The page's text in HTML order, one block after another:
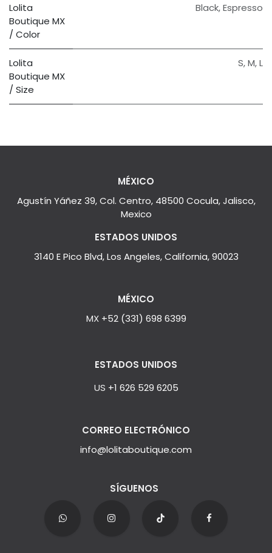
Lolita
Boutique MX
/ Color
Black,Espresso
Lolita
Boutique MX
/ Size
S,M,L
MÉXICO
Agustín Yáñez 39, Col. Centro, 48500 Cocula, Jalisco,
Mexico
ESTADOS UNIDOS
3140 E Pico Blvd, Los Angeles, California, 90023
MÉXICO
MX +52 (331) 698 6399
ESTADOS UNIDOS
US +1 626 529 6205
CORREO ELECTRÓNICO
info@lolitaboutique.com
SÍGUENOS